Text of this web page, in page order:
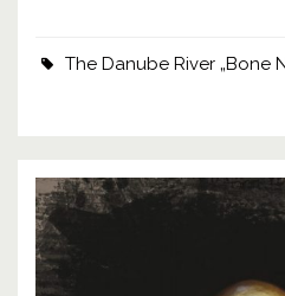
The Danube River „Bone